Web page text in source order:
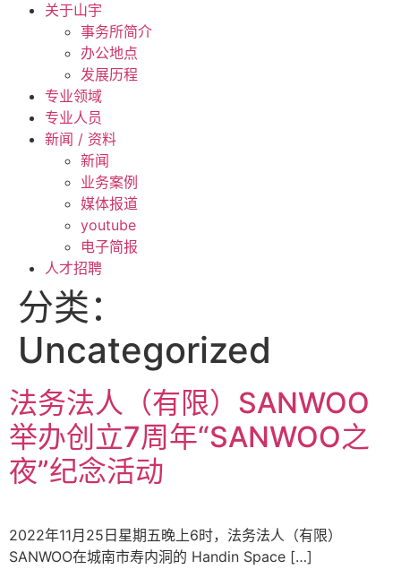
关于山宇
事务所简介
办公地点
发展历程
专业领域
专业人员
新闻 / 资料
新闻
业务案例
媒体报道
youtube
电子简报
人才招聘
分类：
Uncategorized
法务法人（有限）SANWOO
举办创立7周年“SANWOO之
夜”纪念活动
2022年11月25日星期五晚上6时，法务法人（有限）
SANWOO在城南市寿内洞的 Handin Space […]